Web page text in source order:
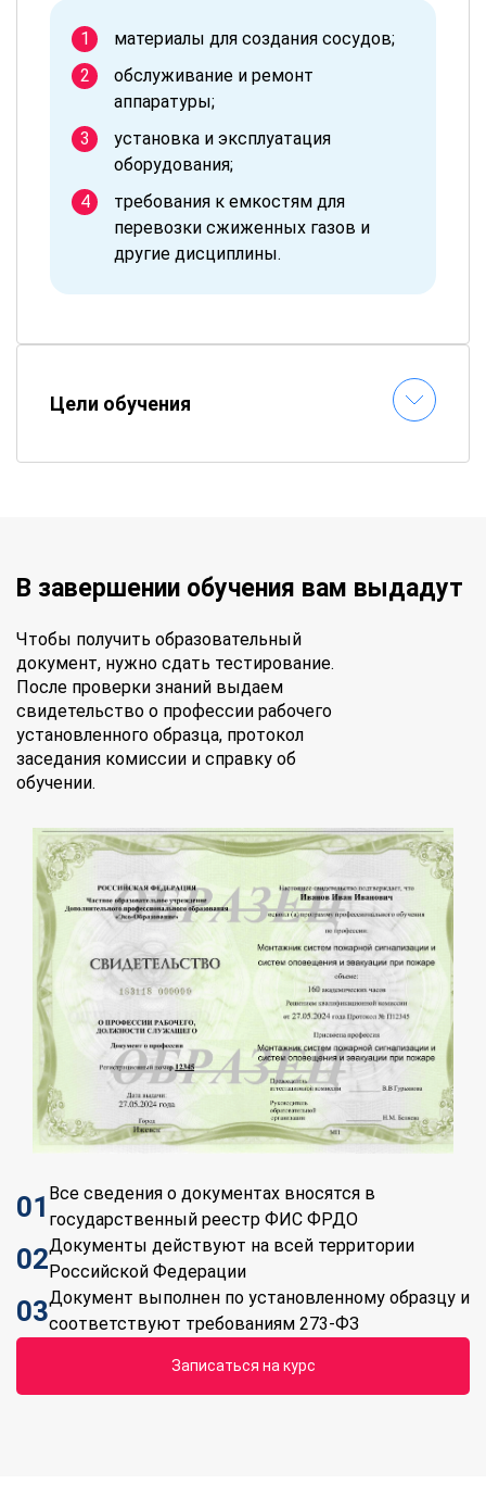
материалы для создания сосудов;
обслуживание и ремонт
аппаратуры;
установка и эксплуатация
оборудования;
требования к емкостям для
перевозки сжиженных газов и
другие дисциплины.
Цели обучения
В завершении обучения вам выдадут
Чтобы получить образовательный
документ, нужно сдать тестирование.
После проверки знаний выдаем
свидетельство о профессии рабочего
установленного образца, протокол
заседания комиссии и справку об
обучении.
01 Все сведения о документах вносятся в
государственный реестр ФИС ФРДО
02Документы действуют на всей территории
Российской Федерации
03Документ выполнен по установленному образцу и
соответствуют требованиям 273-ФЗ
Записаться на курс